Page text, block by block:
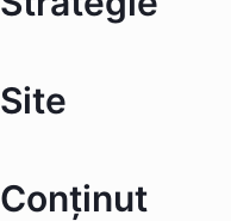
Site
Conținut